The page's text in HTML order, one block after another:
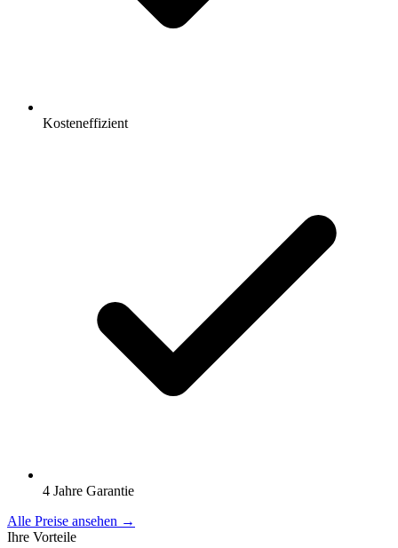
Kosteneffizient
4 Jahre Garantie
Alle Preise ansehen →
Ihre Vorteile